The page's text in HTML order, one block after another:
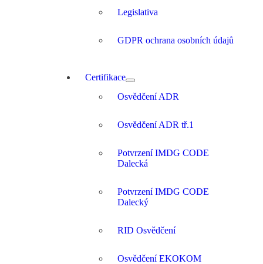
Legislativa
GDPR ochrana osobních údajů
Certifikace
Osvědčení ADR
Osvědčení ADR tř.1
Potvrzení IMDG CODE
Dalecká
Potvrzení IMDG CODE
Dalecký
RID Osvědčení
Osvědčení EKOKOM